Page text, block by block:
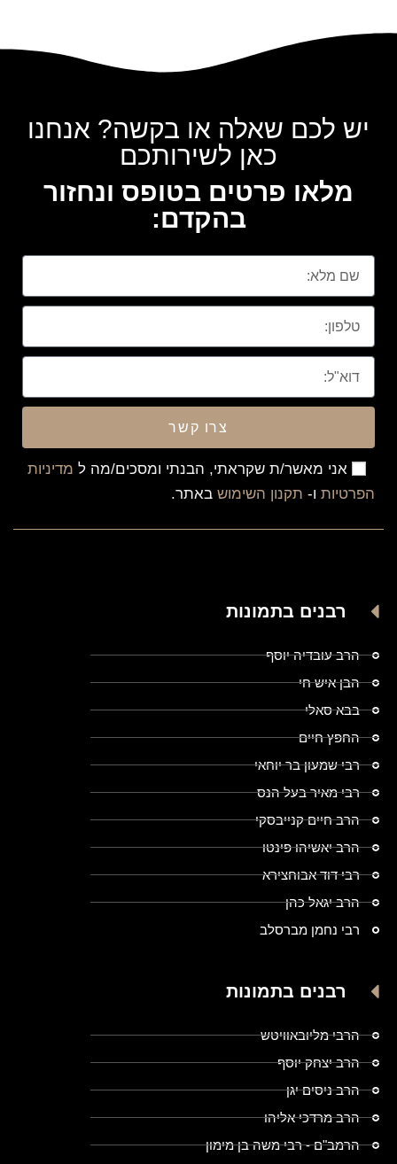
יש לכם שאלה או בקשה? אנחנו
כאן לשירותכם
מלאו פרטים בטופס ונחזור
בהקדם:
אני מאשר/ת שקראתי, הבנתי ומסכים/מה ל מדיניות
הפרטיות ו- תקנון השימוש באתר.
צרו קשר
רבנים בתמונות
הרב עובדיה יוסף
הבן איש חי
בבא סאלי
החפץ חיים
רבי שמעון בר יוחאי
רבי מאיר בעל הנס
הרב חיים קנייבסקי
הרב יאשיהו פינטו
רבי דוד אבוחצירא
הרב יגאל כהן
רבי נחמן מברסלב
רבנים בתמונות
הרבי מליובאוויטש
הרב יצחק יוסף
הרב ניסים יגן
הרב מרדכי אליהו
הרמב"ם - רבי משה בן מימון